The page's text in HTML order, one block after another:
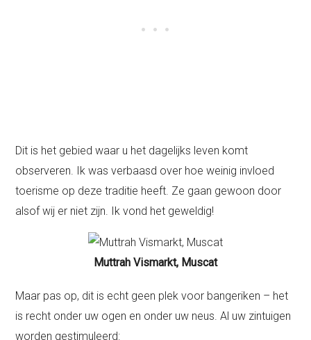
Dit is het gebied waar u het dagelijks leven komt
observeren. Ik was verbaasd over hoe weinig invloed
toerisme op deze traditie heeft. Ze gaan gewoon door
alsof wij er niet zijn. Ik vond het geweldig!
Muttrah Vismarkt, Muscat
Maar pas op, dit is echt geen plek voor bangeriken – het
is recht onder uw ogen en onder uw neus. Al uw zintuigen
worden gestimuleerd: